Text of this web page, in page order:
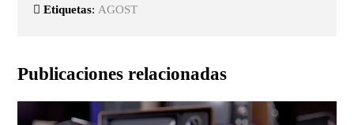
Etiquetas: AGOST
Publicaciones relacionadas